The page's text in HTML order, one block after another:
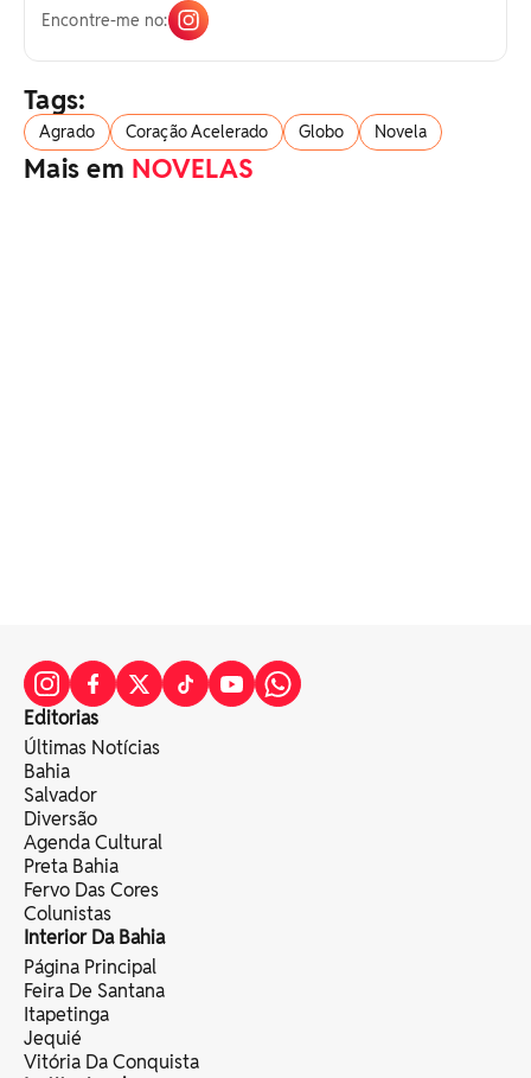
Encontre-me no:
Tags:
Agrado Coração Acelerado Globo Novela
Mais em NOVELAS
Editorias
Últimas Notícias
Bahia
Salvador
Diversão
Agenda Cultural
Preta Bahia
Fervo Das Cores
Colunistas
Interior Da Bahia
Página Principal
Feira De Santana
Itapetinga
Jequié
Vitória Da Conquista